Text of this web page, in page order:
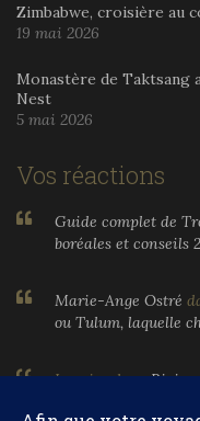
Zimbabwe, croisière au
19 mai 2026
Monastère de Taktsang
Nest
5 mai 2026
Vos réactions
Guide complet de
boréales et conseils
Marie-Ange Ostré
ou Tulum, laquelle
Larnierdans